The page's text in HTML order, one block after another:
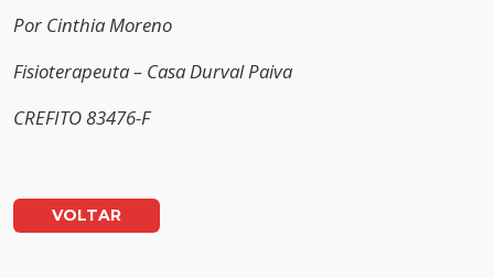
Por Cinthia Moreno
Fisioterapeuta – Casa Durval Paiva
CREFITO 83476-F
VOLTAR